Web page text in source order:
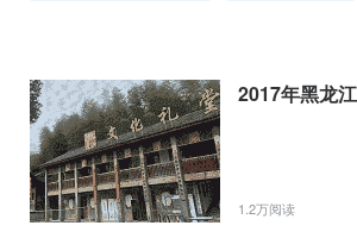
2017年黑龙
1.2万阅读